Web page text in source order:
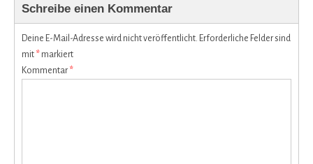
Schreibe einen Kommentar
Deine E-Mail-Adresse wird nicht veröffentlicht. Erforderliche Felder sind
mit * markiert
Kommentar*